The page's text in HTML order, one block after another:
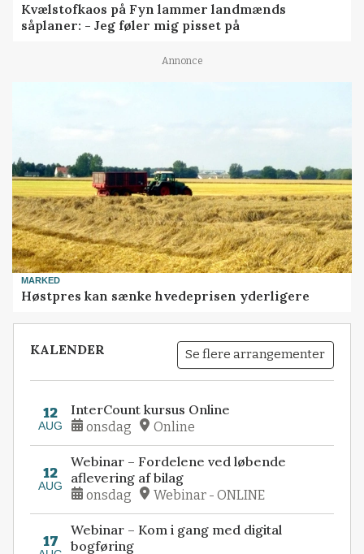
Kvælstofkaos på Fyn lammer landmænds
såplaner: - Jeg føler mig pisset på
Annonce
MARKED
Høstpres kan sænke hvedeprisen yderligere
KALENDER Se flere arrangementer
12
AUG
InterCount kursus Online
onsdag Online
12
AUG
Webinar – Fordelene ved løbende
aflevering af bilag
onsdag Webinar - ONLINE
17
Webinar – Kom i gang med digital
bogføring